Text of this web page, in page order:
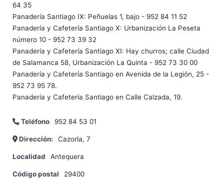
64 35
Panadería Santiago IX: Peñuelas 1, bajo - 952 84 11 52
Panadería y Cafetería Santiago X: Urbanización La Peseta
número 10 - 952 73 39 32
Panadería y Cafetería Santiago XI: Hay churros; calle Ciudad
de Salamanca 58, Urbanización La Quinta - 952 73 30 00
Panadería y Cafetería Santiago en Avenida de la Legión, 25 -
952 73 95 78.
Panadería y Cafetería Santiago en Calle Calzada, 19.
Teléfono 952 84 53 01
Dirección: Cazorla, 7
Localidad Antequera
Código postal 29400